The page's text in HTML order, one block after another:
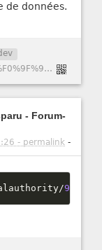
de données.
https://www.green-effect.fr/%F0%9F%90%B3-lampbox-comment-j%E2%80%99ai-arr%C3%AAt%C3%A9-de-me-prendre-la-t%C3%AAte-avec-lamp
- Forum-
- permalink -
/90